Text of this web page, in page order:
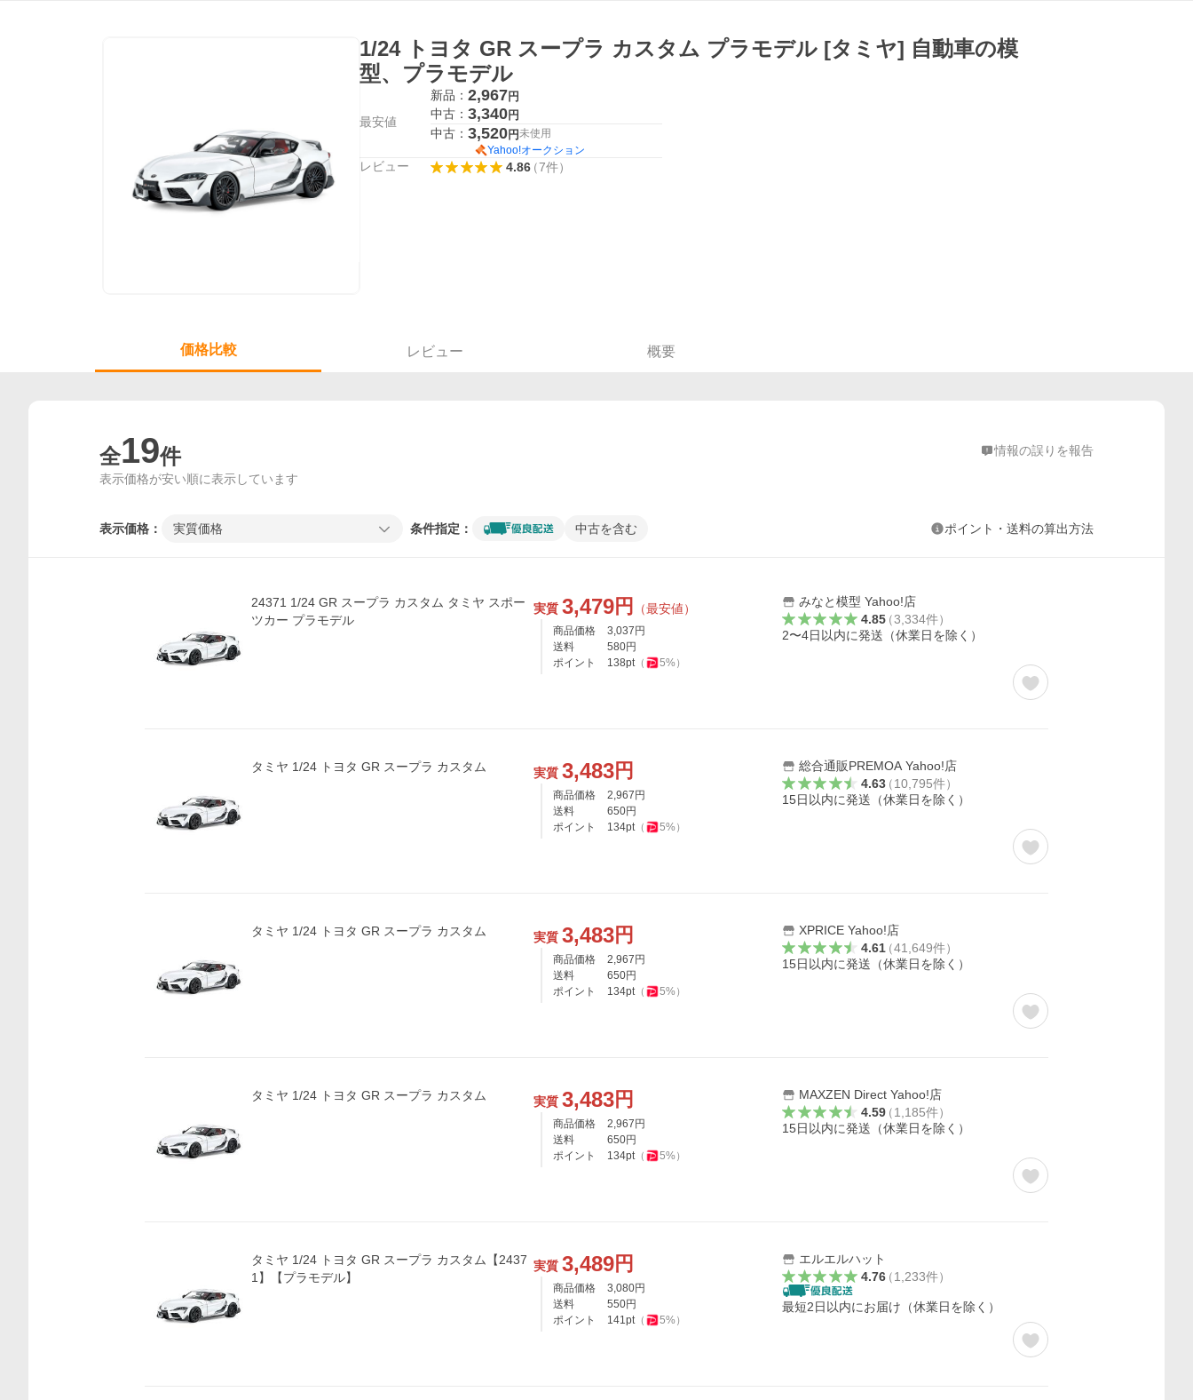
1/24 トヨタ GR スープラ カスタム プラモデル [タミヤ] 自動車の模
型、プラモデル
最安値
新品： 2,967円
中古： 3,340円
中古： 3,520円未使用
Yahoo!オークション
レビュー 4.86（7件）
価格比較 レビュー 概要
全19件 情報の誤りを報告
表示価格が安い順に表示しています
表示価格： 実質価格 条件指定： 中古を含む ポイント・送料の算出方法
24371 1/24 GR スープラ カスタム タミヤ スポー
ツカー プラモデル
実質 3,479円 （最安値）
商品価格 3,037 円
送料
580円
ポイント
138pt（ 5%）
みなと模型 Yahoo!店
4.85（3,334件）
2〜4日以内に発送（休業日を除く）
タミヤ 1/24 トヨタ GR スープラ カスタム 実質 3,483円
商品価格 2,967 円
送料
650円
ポイント
134pt（ 5%）
総合通販PREMOA Yahoo!店
4.63（10,795件）
15日以内に発送（休業日を除く）
タミヤ 1/24 トヨタ GR スープラ カスタム 実質 3,483円
商品価格 2,967 円
送料
650円
ポイント
134pt（ 5%）
XPRICE Yahoo!店
4.61（41,649件）
15日以内に発送（休業日を除く）
タミヤ 1/24 トヨタ GR スープラ カスタム 実質 3,483円
商品価格 2,967 円
送料
650円
ポイント
134pt（ 5%）
MAXZEN Direct Yahoo!店
4.59（1,185件）
15日以内に発送（休業日を除く）
タミヤ 1/24 トヨタ GR スープラ カスタム【2437
1】【プラモデル】
実質 3,489円
商品価格 3,080円
送料
550円
ポイント
141pt（ 5%）
エルエルハット
4.76（1,233件）
最短2日以内にお届け（休業日を除く）